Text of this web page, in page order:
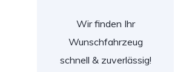
Wir finden Ihr
Wunschfahrzeug
schnell & zuverlässig!